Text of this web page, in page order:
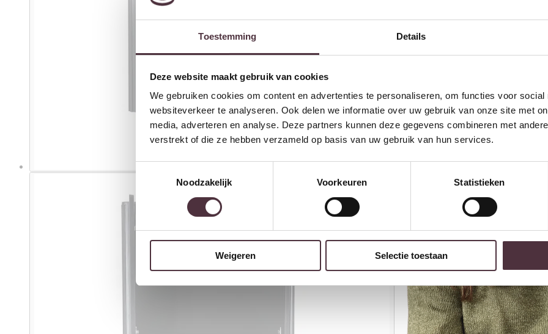
Toestemming Details
Deze website maakt gebruik van cookies
We gebruiken cookies om content en advertenties te personaliseren, om functies voor social
websiteverkeer te analyseren. Ook delen we informatie over uw gebruik van onze site met
media, adverteren en analyse. Deze partners kunnen deze gegevens combineren met
verstrekt of die ze hebben verzameld op basis van uw gebruik van hun services.
Noodzakelijk
Voorkeuren Statistieken
Weigeren Selectie toestaan